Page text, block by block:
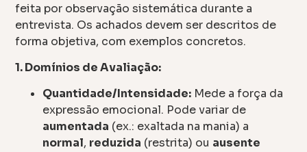
feita por observação sistemática durante a
entrevista. Os achados devem ser descritos de
forma objetiva, com exemplos concretos.
1. Domínios de Avaliação:
Quantidade/Intensidade: Mede a força da
expressão emocional. Pode variar de
aumentada (ex.: exaltada na mania) a
normal, reduzida (restrita) ou ausente